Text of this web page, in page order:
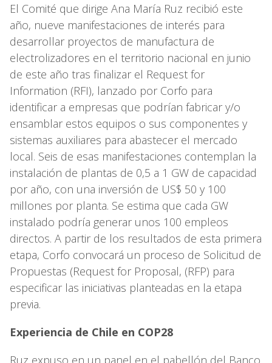
El Comité que dirige Ana María Ruz recibió este
año, nueve manifestaciones de interés para
desarrollar proyectos de manufactura de
electrolizadores en el territorio nacional en junio
de este año tras finalizar el Request for
Information (RFI), lanzado por Corfo para
identificar a empresas que podrían fabricar y/o
ensamblar estos equipos o sus componentes y
sistemas auxiliares para abastecer el mercado
local. Seis de esas manifestaciones contemplan la
instalación de plantas de 0,5 a 1 GW de capacidad
por año, con una inversión de US$ 50 y 100
millones por planta. Se estima que cada GW
instalado podría generar unos 100 empleos
directos. A partir de los resultados de esta primera
etapa, Corfo convocará un proceso de Solicitud de
Propuestas (Request for Proposal, (RFP) para
especificar las iniciativas planteadas en la etapa
previa.
Experiencia de Chile en COP28
Ruz expuso en un panel en el pabellón del Banco